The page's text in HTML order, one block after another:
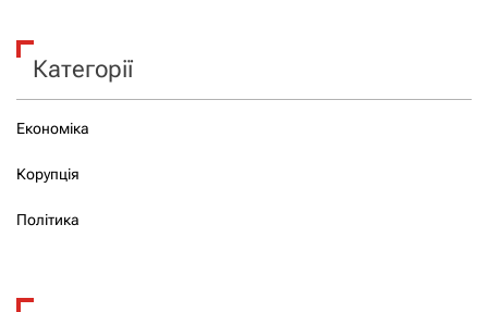
Категорії
Економіка
Корупція
Політика